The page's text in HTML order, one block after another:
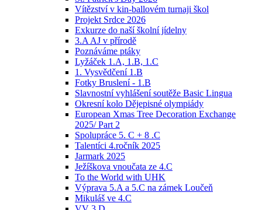
Vítězství v kin-ballovém turnaji škol
Projekt Srdce 2026
Exkurze do naší školní jídelny
3.A AJ v přírodě
Poznáváme ptáky
Lyžáček 1.A, 1.B, 1.C
1. Vysvědčení 1.B
Fotky Bruslení - 1.B
Slavnostní vyhlášení soutěže Basic Lingua
Okresní kolo Dějepisné olympiády
European Xmas Tree Decoration Exchange
2025/ Part 2
Spolupráce 5. C + 8 .C
Talentíci 4.ročník 2025
Jarmark 2025
Ježíškova vnoučata ze 4.C
To the World with UHK
Výprava 5.A a 5.C na zámek Loučeň
Mikuláš ve 4.C